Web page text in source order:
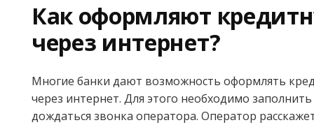
Как оформляют
через интернет?
Многие банки дают возможность оформлять
через интернет. Для этого необходимо
дождаться звонка оператора. Оператор